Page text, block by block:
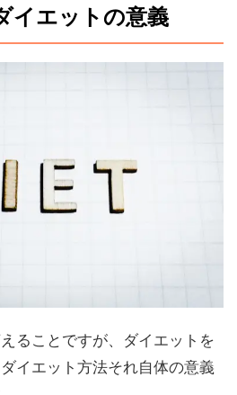
イエットの意義
ることですが、ダイエットを
イエット方法それ自体の意義